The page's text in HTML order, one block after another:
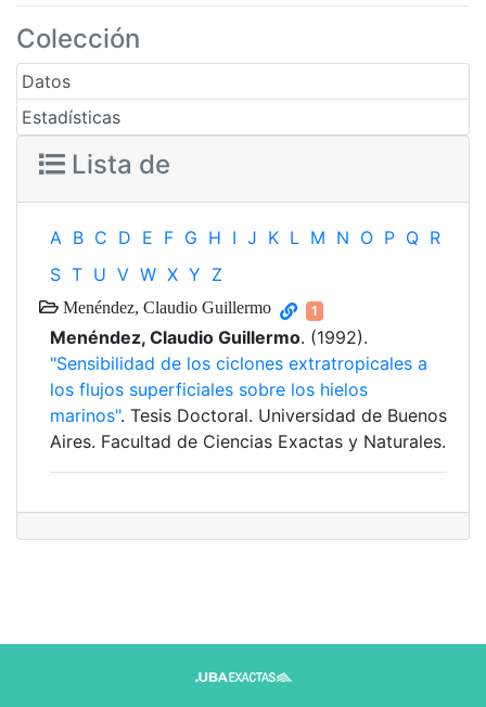
Colección
Datos
Estadísticas
Lista de
A B C D E F G H I J K L M N O P Q R
S T U V W X Y Z
Menéndez, Claudio Guillermo 1
Menéndez, Claudio Guillermo. (1992).
"Sensibilidad de los ciclones extratropicales a
los flujos superficiales sobre los hielos
marinos". Tesis Doctoral. Universidad de Buenos
Aires. Facultad de Ciencias Exactas y Naturales.